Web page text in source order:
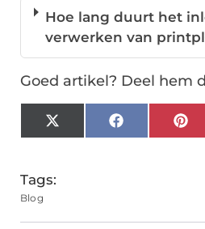
Hoe lang duurt het
verwerken van
Goed artikel? Deel hem
X
(Twitter)
Facebook
Tags:
Blog